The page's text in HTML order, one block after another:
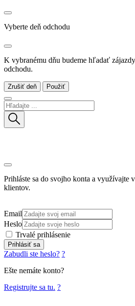
Vyberte deň odchodu
K vybranému dňu budeme hľadať
odchodu.
Zrušiť deň Použiť
Prihláste sa do svojho konta a využívajte
klientov.
Email
Heslo
Trvalé prihlásenie
Prihlásiť sa
Zabudli ste heslo? ?
Ešte nemáte konto?
Registrujte sa tu. ?